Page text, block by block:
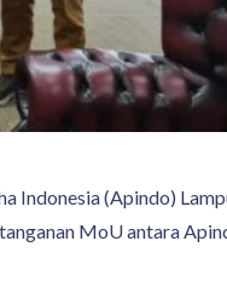
Indonesia (Apindo)
MoU antara